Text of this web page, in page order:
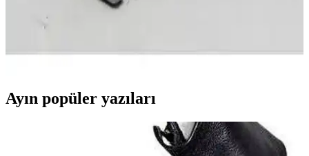
seçimi yapmanıza yardımcı oluyoruz.
Ayın popüler yazıları